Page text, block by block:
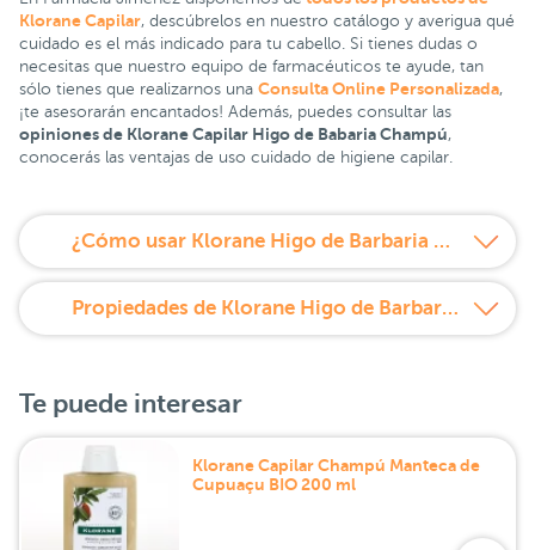
Klorane Capilar, descúbrelos en nuestro catálogo y averigua qué
cuidado es el más indicado para tu cabello. Si tienes dudas o
necesitas que nuestro equipo de farmacéuticos te ayude, tan
sólo tienes que realizarnos una Consulta Online Personalizada,
¡te asesorarán encantados! Además, puedes consultar las
opiniones de Klorane Capilar Higo de Babaria Champú,
conocerás las ventajas de uso cuidado de higiene capilar.
¿Cómo usar Klorane Higo de Barbaria Champú 200 ml?
Propiedades de Klorane Higo de Barbaria Champú 200 ml
Te puede interesar
Klorane Capilar Champú Manteca de
Cupuaçu BIO 200 ml